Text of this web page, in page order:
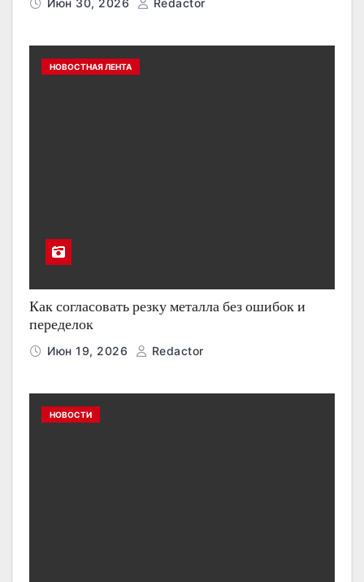
НОВОСТНАЯ ЛЕНТА
Как согласовать резку металла без ошибок и
переделок
Июн 19, 2026 Redactor
НОВОСТИ